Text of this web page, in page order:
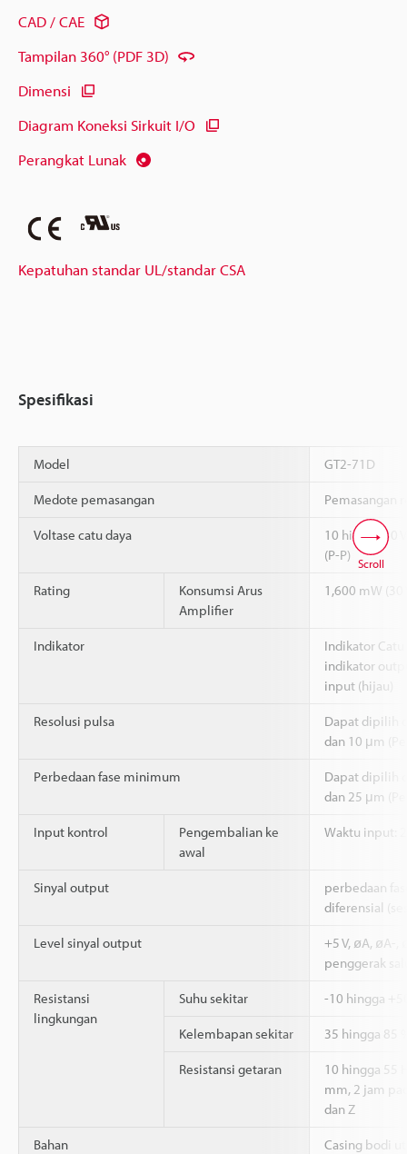
CAD / CAE
Tampilan 360° (PDF 3D)
Dimensi
Diagram Koneksi Sirkuit I/O
Perangkat Lunak
Kepatuhan standar UL/standar CSA
Spesifikasi
Model GT2-71D
Medote pemasangan Pemasangan
Voltase catu daya
10 hingga 30
(P-P)
Rating
Konsumsi Arus
Amplifier
1,600 mW (30
Indikator
Indikator
indikator
input (hijau)
Resolusi pulsa
Dapat dipilih
dan 10 μm
Perbedaan fase minimum
Dapat dipilih
dan 25 μm
Input kontrol
Pengembalian ke
awal
Waktu input:
Sinyal output
perbedaan
diferensial
Level sinyal output
+5 V, øA, øA-,
penggerak
Resistansi
lingkungan
Suhu sekitar -10 hingga
Kelembapan sekitar 35 hingga 85
Resistansi getaran
10 hingga 55
mm, 2 jam
dan Z
Bahan Casing bodi
Scroll